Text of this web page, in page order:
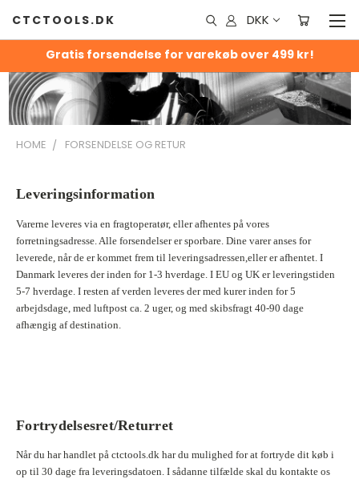
Gratis forsendelse for varekøb over 499 kr!
CTCTOOLS.DK DKK
HOME FORSENDELSE OG RETUR
Leveringsinformation
Varerne leveres via en fragtoperatør, eller afhentes på vores
forretningsadresse. Alle forsendelser er sporbare. Dine varer anses for
leverede, når de er kommet frem til leveringsadressen,eller er afhentet. I
Danmark leveres der inden for 1-3 hverdage. I EU og UK er leveringstiden
5-7 hverdage. I resten af verden leveres der med kurer inden for 5
arbejdsdage, med luftpost ca. 2 uger, og med skibsfragt 40-90 dage
afhængig af destination.
Fortrydelsesret/Returret
Når du har handlet på ctctools.dk har du mulighed for at fortryde dit køb i
op til 30 dage fra leveringsdatoen. I sådanne tilfælde skal du kontakte os